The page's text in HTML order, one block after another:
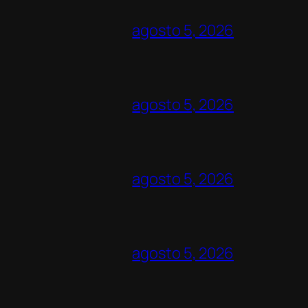
agosto 5, 2026
agosto 5, 2026
agosto 5, 2026
agosto 5, 2026